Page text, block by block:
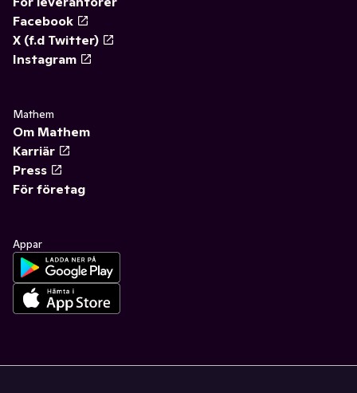
Facebook
X (f.d Twitter)
Instagram
Mathem
Om Mathem
Karriär
Press
För företag
Appar